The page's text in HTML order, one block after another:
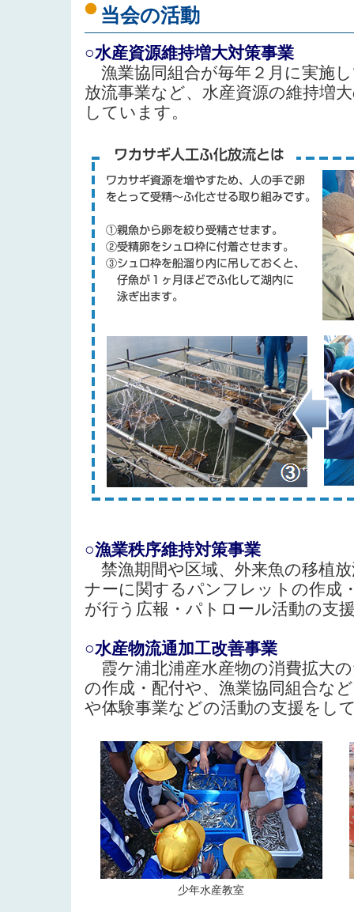
当会の活動
○水産資源維持増大対策事業
漁業協同組合が毎年２月に実施
放流事業など、水産資源の維持増
しています。
○漁業秩序維持対策事業
禁漁期間や区域、外来魚の移植
ナーに関するパンフレットの作成
が行う広報・パトロール活動の支
○水産物流通加工改善事業
霞ケ浦北浦産水産物の消費拡大
の作成・配付や、漁業協同組合な
や体験事業などの活動の支援をし
少年水産教室